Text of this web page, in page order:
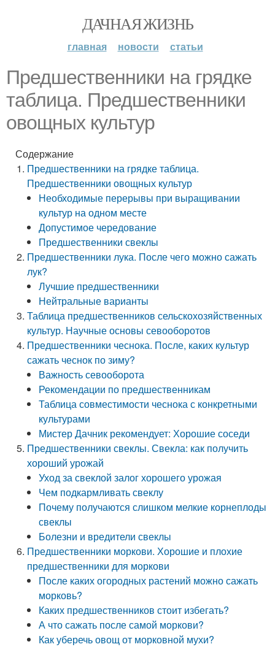
ДАЧНАЯ ЖИЗНЬ
главная новости статьи
Предшественники на грядке
таблица. Предшественники
овощных культур
Содержание
Предшественники на грядке таблица.
Предшественники овощных культур
Необходимые перерывы при выращивании
культур на одном месте
Допустимое чередование
Предшественники свеклы
Предшественники лука. После чего можно сажать
лук?
Лучшие предшественники
Нейтральные варианты
Таблица предшественников сельскохозяйственных
культур. Научные основы севооборотов
Предшественники чеснока. После, каких культур
сажать чеснок по зиму?
Важность севооборота
Рекомендации по предшественникам
Таблица совместимости чеснока с конкретными
культурами
Мистер Дачник рекомендует: Хорошие соседи
Предшественники свеклы. Свекла: как получить
хороший урожай
Уход за свеклой залог хорошего урожая
Чем подкармливать свеклу
Почему получаются слишком мелкие корнеплоды
свеклы
Болезни и вредители свеклы
Предшественники моркови. Хорошие и плохие
предшественники для моркови
После каких огородных растений можно сажать
морковь?
Каких предшественников стоит избегать?
А что сажать после самой моркови?
Как уберечь овощ от морковной мухи?